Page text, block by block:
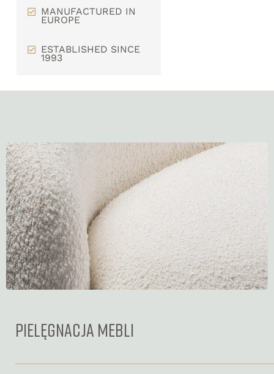
MANUFACTURED IN
EUROPE
ESTABLISHED SINCE
1993
PIELĘGNACJA MEBLI